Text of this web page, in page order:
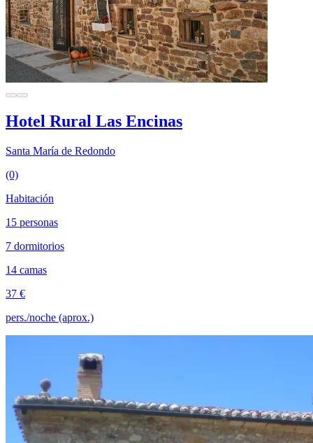
Hotel Rural Las Encinas
Santa María de Redondo
(0)
Habitación
15 personas
7 dormitorios
14 camas
37 €
pers./noche (aprox.)